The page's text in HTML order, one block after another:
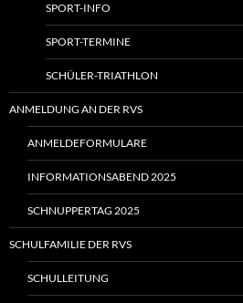
SPORT-INFO
SPORT-TERMINE
SCHÜLER-TRIATHLON
ANMELDUNG AN DER RVS
ANMELDEFORMULARE
INFORMATIONSABEND 2025
SCHNUPPERTAG 2025
SCHULFAMILIE DER RVS
SCHULLEITUNG